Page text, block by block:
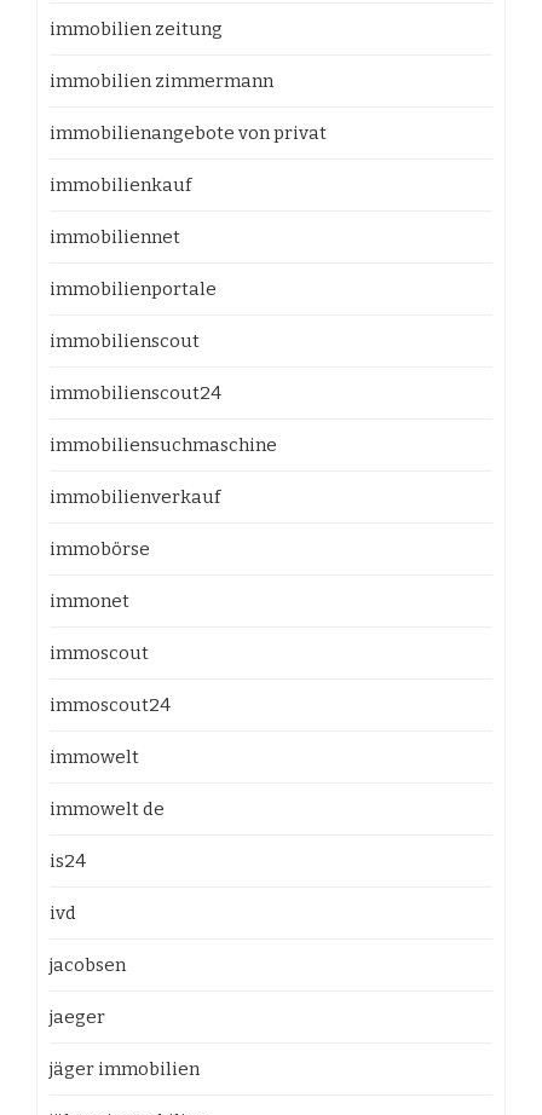
immobilien zeitung
immobilien zimmermann
immobilienangebote von privat
immobilienkauf
immobiliennet
immobilienportale
immobilienscout
immobilienscout24
immobiliensuchmaschine
immobilienverkauf
immobörse
immonet
immoscout
immoscout24
immowelt
immowelt de
is24
ivd
jacobsen
jaeger
jäger immobilien